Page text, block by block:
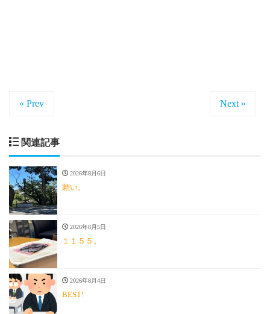
« Prev Next »
関連記事
2026年8月6日
願い。
2026年8月5日
１１５５。
2026年8月4日
BEST!